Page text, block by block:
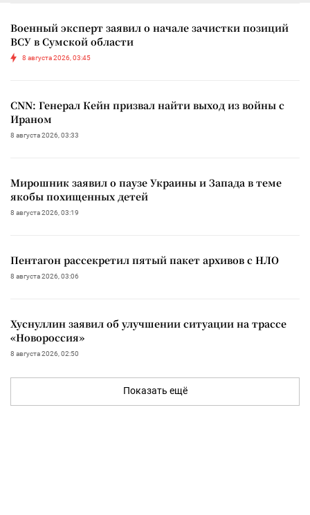
Военный эксперт заявил о начале зачистки позиций
ВСУ в Сумской области
8 августа 2026, 03:45
CNN: Генерал Кейн призвал найти выход из войны с
Ираном
8 августа 2026, 03:33
Мирошник заявил о паузе Украины и Запада в теме
якобы похищенных детей
8 августа 2026, 03:19
Пентагон рассекретил пятый пакет архивов с НЛО
8 августа 2026, 03:06
Хуснуллин заявил об улучшении ситуации на трассе
«Новороссия»
8 августа 2026, 02:50
Показать ещё